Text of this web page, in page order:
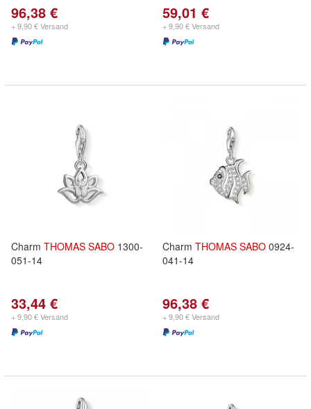
96,38 €
+ 9,90 € Versand
59,01 €
+ 9,90 € Versand
Charm THOMAS SABO 1300-
051-14
33,44 €
+ 9,90 € Versand
Charm THOMAS SABO 0924-
041-14
96,38 €
+ 9,90 € Versand